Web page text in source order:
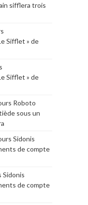
sifflera trois
Sifflet » de
Sifflet » de
Roboto
sous un
Sidonis
de compte
Sidonis
de compte